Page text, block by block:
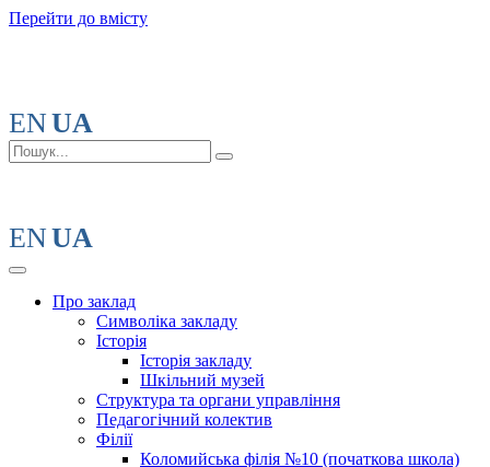
Перейти до вмісту
ENUA
ENUA
Про заклад
Символіка закладу
Історія
Історія закладу
Шкільний музей
Структура та органи управління
Педагогічний колектив
Філії
Коломийська філія №10 (початкова школа)